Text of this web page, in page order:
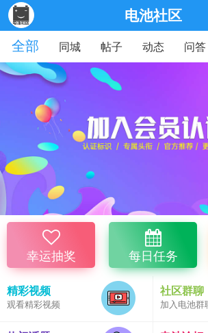
电池社区
全部
同城 帖子 动态 问答
幸运抽奖 每日任务
精彩视频
观看精彩视频
社区群聊
加入电池群